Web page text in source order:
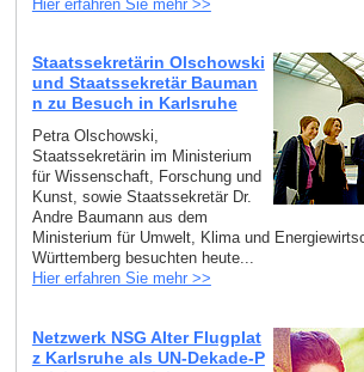
Hier erfahren Sie mehr >>
Staatssekretärin Olschowski
und Staatssekretär Bauman
n zu Besuch in Karlsruhe
Petra Olschowski,
Staatssekretärin im Ministerium
für Wissenschaft, Forschung und
Kunst, sowie Staatssekretär Dr.
Andre Baumann aus dem
Ministerium für Umwelt, Klima und
Württemberg besuchten heute...
Hier erfahren Sie mehr >>
Netzwerk NSG Alter Flugplat
z Karlsruhe als UN-Dekade-P